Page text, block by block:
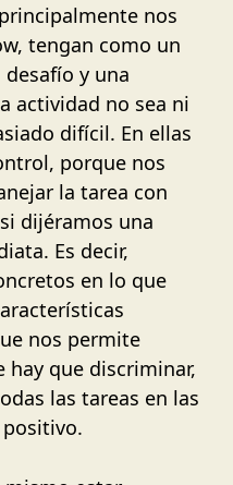
nos
tengan como un
y una
actividad no sea ni
difícil. En ellas
porque nos
la tarea con
dijéramos una
Es decir,
en lo que
nos permite
hay que discriminar,
las tareas en las